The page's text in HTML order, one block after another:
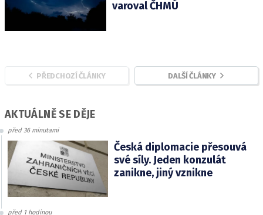
varoval ČHMÚ
PŘEDCHOZÍ ČLÁNKY DALŠÍ ČLÁNKY
AKTUÁLNĚ SE DĚJE
před 36 minutami
Česká diplomacie přesouvá
své síly. Jeden konzulát
zanikne, jiný vznikne
před 1 hodinou